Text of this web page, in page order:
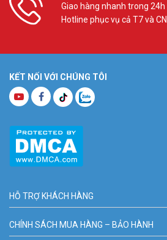
Giao hàng nhanh trong 24h
Hotline phục vụ cả T7 và CN
KẾT NỐI VỚI CHÚNG TÔI
HỖ TRỢ KHÁCH HÀNG
CHÍNH SÁCH MUA HÀNG – BẢO HÀNH